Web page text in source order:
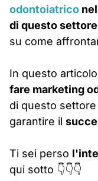
odontoiatrico
di questo settore
su come
In questo
fare marketing
di questo settore
garantire il
Ti sei perso
qui sotto 👇👇👇